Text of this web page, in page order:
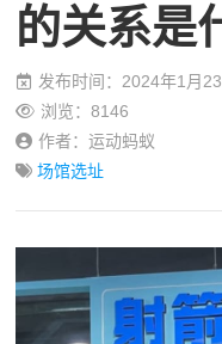
的关系是
发布时间：2024年1月23
浏览：8146
作者：运动蚂蚁
场馆选址